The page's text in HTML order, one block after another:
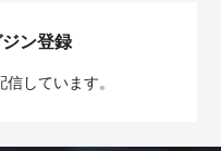
ン登録
しています。